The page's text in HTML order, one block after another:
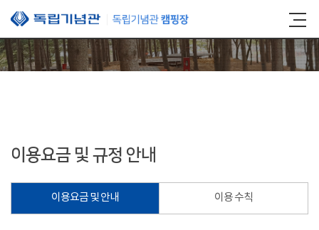
본문 바로가기
이용요금 및 규정 안내
이용요금 및 안내 이용 수칙